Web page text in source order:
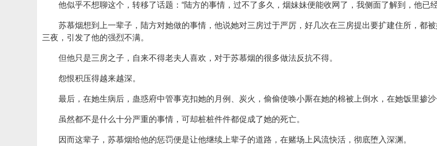
他似乎不想聊这个，转移了话题：“陆方的事情，过不了多久，烟妹妹便能收网了，我侧面了解到，他已
苏慕烟想到上一辈子，陆方对她做的事情，他说她对三房过于严厉，好几次在三房提出要扩建住所，都
三夜，引发了他的强烈不满。
但他只是三房之子，自来不得老夫人喜欢，对于苏慕烟的很多做法反抗不得。
怨恨积压得越来越深。
最后，在她生病后，蛊惑府中管事克扣她的月例、炭火，偷偷使唤小厮在她的棉被上倒水，在她饭里掺沙
虽然都不是什么十分严重的事情，可却桩桩件件都促成了她的死亡。
因而这辈子，苏慕烟给他的惩罚便是让他继续上辈子的道路，在赌场上风流快活，彻底堕入深渊。